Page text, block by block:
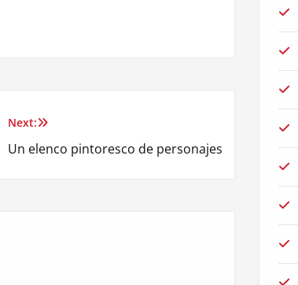
Next:
Un elenco pintoresco de personajes